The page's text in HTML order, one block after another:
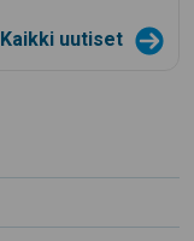
Kaikki uutiset